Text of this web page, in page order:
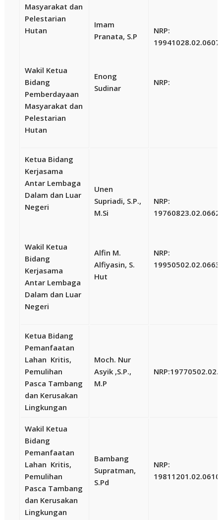
Masyarakat dan
Pelestarian
Hutan
Wakil Ketua
Bidang
Pemberdayaan
Masyarakat dan
Pelestarian
Hutan
Imam
Pranata, S.P
Enong
Sudinar
NRP:
19941028.02.0607
NRP:
Ketua Bidang
Kerjasama
Antar Lembaga
Dalam dan Luar
Negeri
Wakil Ketua
Bidang
Kerjasama
Antar Lembaga
Dalam dan Luar
Negeri
Unen
Supriadi, S.P.,
M.Si
Alfin M.
Alfiyasin, S.
Hut
NRP:
19760823.02.0662
NRP:
19950502.02.0663
Ketua Bidang
Pemanfaatan
Lahan Kritis,
Pemulihan
Pasca Tambang
dan Kerusakan
Lingkungan
Moch. Nur
Asyik ,S.P.,
M.P
NRP:
Wakil Ketua
Bidang
Pemanfaatan
Lahan Kritis,
Pemulihan
Pasca Tambang
dan Kerusakan
Lingkungan
Bambang
Supratman,
S.Pd
NRP:
19811201.02.0610